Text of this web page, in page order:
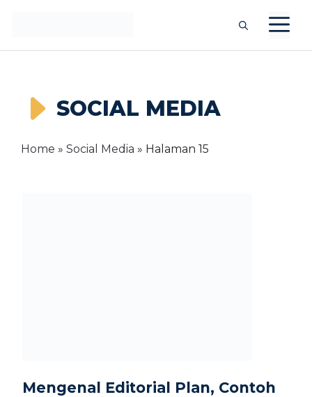
isi
SOCIAL MEDIA
Home » Social Media » Halaman 15
Mengenal Editorial Plan, Contoh